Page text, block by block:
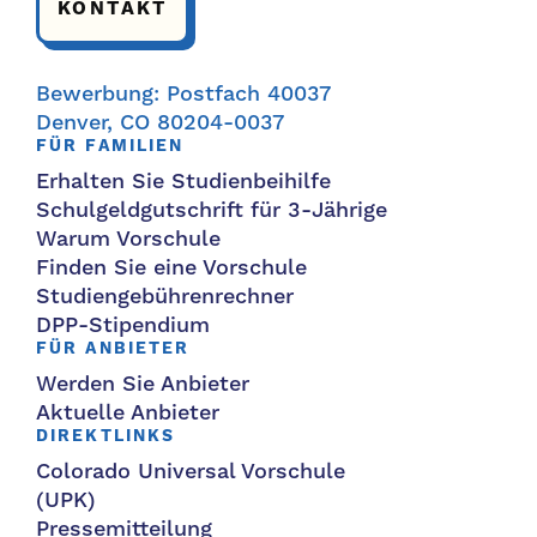
KONTAKT
Bewerbung: Postfach 40037
Denver, CO 80204-0037
FÜR FAMILIEN
Erhalten Sie Studienbeihilfe
Schulgeldgutschrift für 3-Jährige
Warum Vorschule
Finden Sie eine Vorschule
Studiengebührenrechner
DPP-Stipendium
FÜR ANBIETER
Werden Sie Anbieter
Aktuelle Anbieter
DIREKTLINKS
Colorado Universal Vorschule
(UPK)
Pressemitteilung